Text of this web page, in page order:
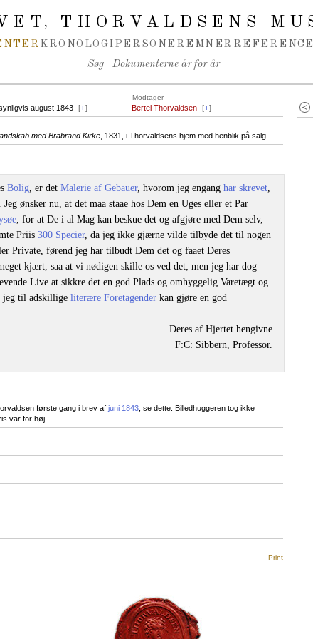
, THORVALDSENS
KRONOLOGI PERSONER EMNER
Søg Dokumenterne år for år
Modtager
august 1843 [+] Bertel Thorvaldsen [+]
med Brabrand Kirke , 1831, i Thorvaldsens hjem med henblik på salg.
Bolig, er det Malerie af Gebauer, hvorom jeg engang har skrevet,
ønsker nu, at det maa staae hos Dem en Uges eller et Par
, for at De i al Mag kan beskue det og afgjøre med Dem selv,
Priis 300 Specier, da jeg ikke gjærne vilde tilbyde det til nogen
Private, førend jeg har tilbudt Dem det og faaet Deres
kjært, saa at vi nødigen skille os ved det; men jeg har dog
Live at sikkre det en god Plads og omhyggelig Varetægt og
jeg til adskillige literære Foretagender kan gjøre en god
Deres af Hjertet hengivne
F:C: Sibbern, Professor.
første gang i brev af juni 1843 , se dette. Billedhuggeren tog ikke
var for høj.
Print